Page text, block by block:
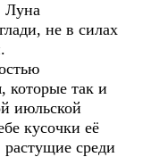
Луна
не в силах
которые так и
июльской
кусочки её
растущие среди